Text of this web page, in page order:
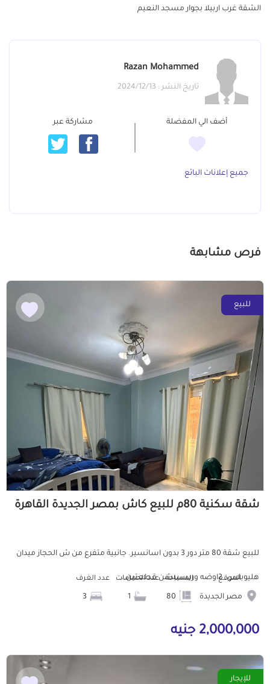
الشقة غرب اربيلا بجوار مسجد النعيم
Razan Mohammed
تاريخ النشر : 2024/12/13
أضف الي المفضلة مشاركة عبر
جميع إعلانات البائع
فرص مشابهة
للبيع
شقة سكنية 80م للبيع كاش بمصر الجديدة القاهرة
للبيع شقة 80 متر دور 3 بدون اسانسير. جانبية متفرع من ش الحجاز ميدان
هليوبلس. 2اوضه وريسيبشن قطعتين...
الموقع
مصر الجديدة
المساحة عدد الحمامات عدد الغرف
2,000,000 جنيه
للإيجار